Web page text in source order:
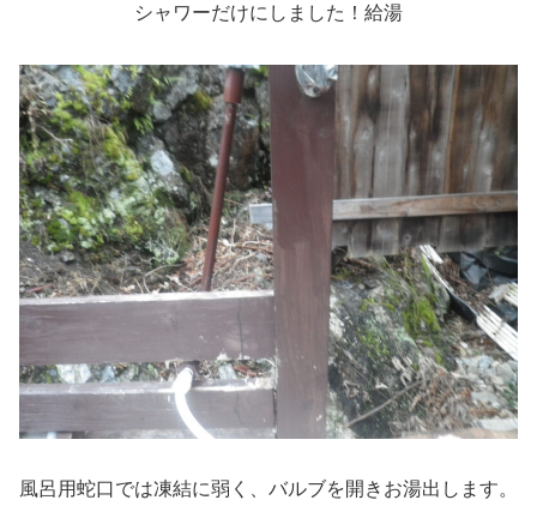
シャワーだけにしました！給湯
風呂用蛇口では凍結に弱く、バルブを開きお湯出します。